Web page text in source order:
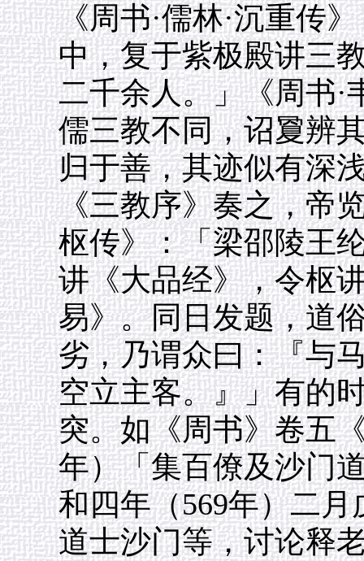
《周书·儒林·沉重传
中，复于紫极殿讲三
二千余人。」《周书·
儒三教不同，诏夐辨
归于善，其迹似有深
《三教序》奏之，帝
枢传》：「梁邵陵王
讲《大品经》，令枢
易》。同日发题，道
劣，乃谓众曰：『与
空立主客。』」有的
突。如《周书》卷五
年）「集百僚及沙门
和四年（569年）二
道士沙门等，讨论释